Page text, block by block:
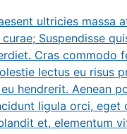
ultricies massa
Suspendisse
Cras commodo
lectus eu risus
hendrerit. Aenean
ligula orci,
et, elementum